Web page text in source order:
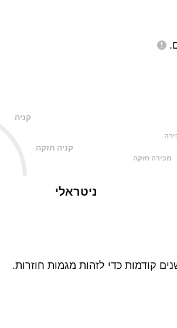
מכירה חזקה
קניה
קניה חזקה
ניטראלי
קודמות כדי לזהות מגמות חוזרות.